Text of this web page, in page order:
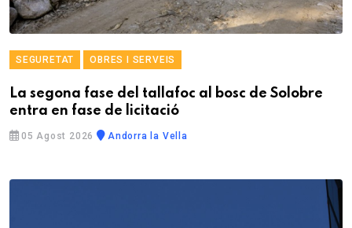
SEGURETAT OBRES I SERVEIS
La segona fase del tallafoc al bosc de Solobre
entra en fase de licitació
05 Agost 2026 Andorra la Vella